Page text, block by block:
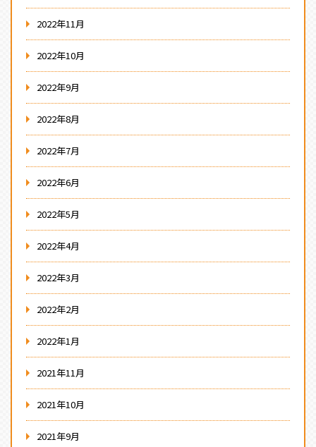
2022年11月
2022年10月
2022年9月
2022年8月
2022年7月
2022年6月
2022年5月
2022年4月
2022年3月
2022年2月
2022年1月
2021年11月
2021年10月
2021年9月